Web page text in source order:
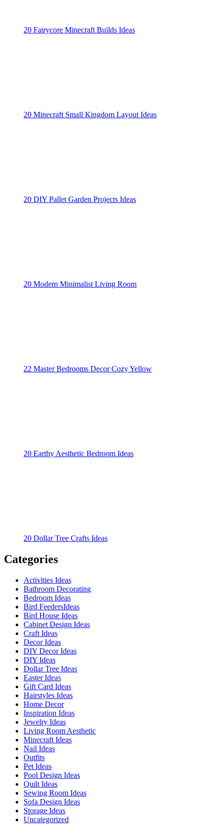
20 Fairycore Minecraft Builds Ideas
20 Minecraft Small Kingdom Layout Ideas
20 DIY Pallet Garden Projects Ideas
20 Modern Minimalist Living Room
22 Master Bedrooms Decor Cozy Yellow
20 Earthy Aesthetic Bedroom Ideas
20 Dollar Tree Crafts Ideas
Categories
Activities Ideas
Bathroom Decorating
Bedroom Ideas
Bird FeedersIdeas
Bird House Ideas
Cabinet Design Ideas
Craft Ideas
Decor Ideas
DIY Decor Ideas
DIY Ideas
Dollar Tree Ideas
Easter Ideas
Gift Card Ideas
Hairstyles Ideas
Home Decor
Inspiration Ideas
Jewelry Ideas
Living Room Aesthetic
Minecraft Ideas
Nail Ideas
Outfits
Pet Ideas
Pool Design Ideas
Quilt Ideas
Sewing Room Ideas
Sofa Design Ideas
Storage Ideas
Uncategorized